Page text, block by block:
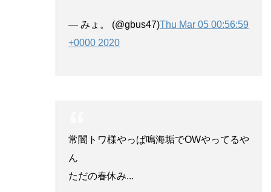
— みょ。 (@gbus47)Thu Mar 05 00:56:59
+0000 2020
常闇トワ様やっぱ鳴海垢でOWやってるや
ん
ただの春休み...